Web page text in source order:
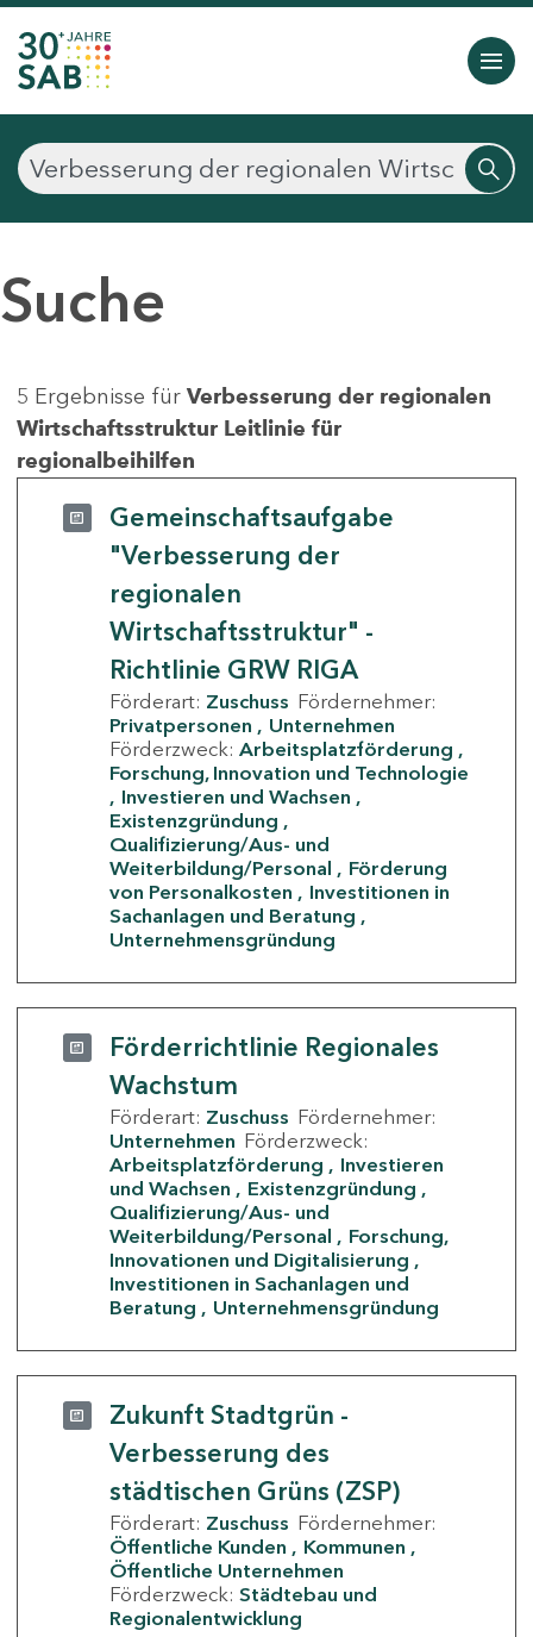
Suche
5 Ergebnisse für Verbesserung der regionalen
Wirtschaftsstruktur Leitlinie für
regionalbeihilfen
Gemeinschaftsaufgabe
"Verbesserung der
regionalen
Wirtschaftsstruktur" -
Richtlinie GRW RIGA
Förderart: Zuschuss Fördernehmer:
Privatpersonen
Unternehmen
Förderzweck: Arbeitsplatzförderung
Forschung, Innovation und Technologie
Investieren und Wachsen
Existenzgründung
Qualifizierung/Aus- und
Weiterbildung/Personal
Förderung
von Personalkosten
Investitionen in
Sachanlagen und Beratung
Unternehmensgründung
Förderrichtlinie Regionales
Wachstum
Förderart: Zuschuss Fördernehmer:
Unternehmen Förderzweck:
Arbeitsplatzförderung
Investieren
und Wachsen
Existenzgründung
Qualifizierung/Aus- und
Weiterbildung/Personal
Forschung,
Innovationen und Digitalisierung
Investitionen in Sachanlagen und
Beratung
Unternehmensgründung
Zukunft Stadtgrün -
Verbesserung des
städtischen Grüns (ZSP)
Förderart: Zuschuss Fördernehmer:
Öffentliche Kunden
Kommunen
Öffentliche Unternehmen
Förderzweck: Städtebau und
Regionalentwicklung